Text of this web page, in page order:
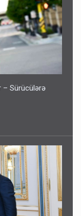
– Sürücülərə